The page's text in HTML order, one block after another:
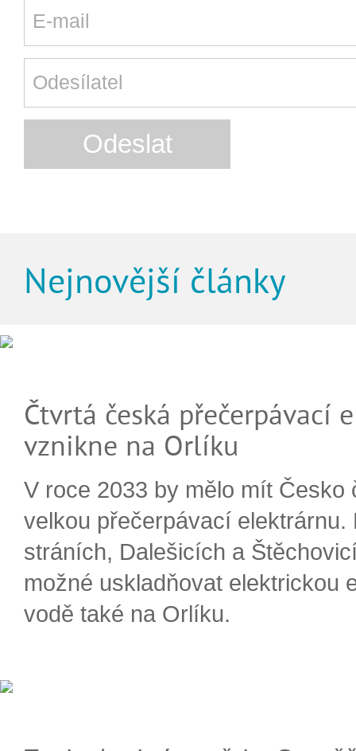
Nejnovější články
Čtvrtá česká přečerpávací
vznikne na Orlíku
V roce 2033 by mělo mít Česko
velkou přečerpávací elektrárnu.
stráních, Dalešicích a
možné uskladňovat elektrickou
vodě také na Orlíku.